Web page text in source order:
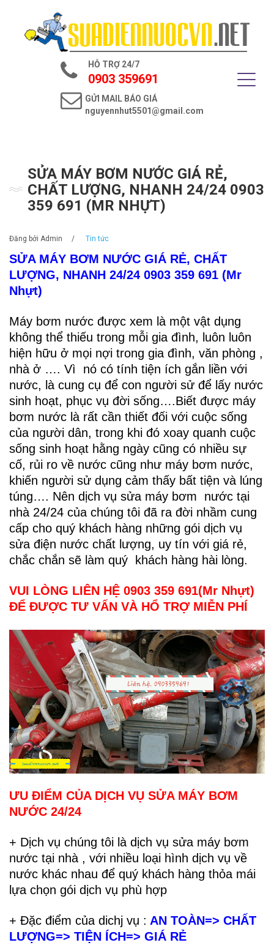
Trang chủ
Dịch vụ điện nước
HỖ TRỢ 24/7
0903 359691
GỬI MAIL BÁO GIÁ
nguyennhut5501@gmail.com
SỬA MÁY BƠM NƯỚC GIÁ RẺ,
CHẤT LƯỢNG, NHANH 24/24 0903
359 691 (MR NHỰT)
Đăng bởi Admin / Tin tức
SỬA MÁY BƠM NƯỚC GIÁ RẺ, CHẤT
LƯỢNG, NHANH 24/24 0903 359 691 (Mr
Nhựt)
Máy bơm nước được xem là một vật dụng
không thể thiếu trong mỗi gia đình, luôn luôn
hiện hữu ở mọi nợi trong gia đình, văn phòng ,
nhà ở …. Vì nó có tính tiện ích gắn liền với
nước, là cung cụ để con người sử để lấy nước
sinh hoạt, phục vụ đời sống….Biết được máy
bơm nước là rất cần thiết đối với cuộc sống
của người dân, trong khi đó xoay quanh cuộc
sống sinh hoạt hằng ngày cũng có nhiều sự
cố, rủi ro về nước cũng như máy bơm nước,
khiến người sử dụng cảm thấy bất tiện và lúng
túng…. Nên dịch vụ sửa máy bơm nước tại
nhà 24/24 của chúng tôi đã ra đời nhầm cung
cấp cho quý khách hàng những gói dịch vụ
sửa điện nước chất lượng, uy tín với giá rẻ,
chắc chắn sẽ làm quý khách hàng hài lòng.
VUI LÒNG LIÊN HỆ 0903 359 691(Mr Nhựt)
ĐỂ ĐƯỢC TƯ VẤN VÀ HỔ TRỢ MIỄN PHÍ
ƯU ĐIỂM CỦA DỊCH VỤ SỬA MÁY BƠM
NƯỚC 24/24
+ Dịch vụ chúng tôi là dịch vụ sửa máy bơm
nước tại nhà , với nhiều loại hình dịch vụ về
nước khác nhau để quý khách hàng thỏa mái
lựa chọn gói dịch vụ phù hợp
+ Đặc điểm của dichj vụ : AN TOÀN=> CHẤT
LƯỢNG=> TIỆN ÍCH=> GIÁ RẺ